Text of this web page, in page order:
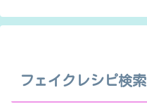
フェイクレシピ検索